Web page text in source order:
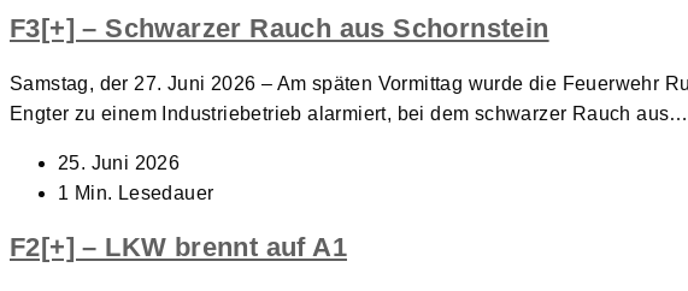
F3[+] – Schwarzer Rauch aus Schornstein
Samstag, der 27. Juni 2026 – Am späten Vormittag wurde die Feuerwehr
Engter zu einem Industriebetrieb alarmiert, bei dem schwarzer Rauch aus…
Beitrag
veröffentlicht:
25. Juni 2026
Lesedauer:
1 Min. Lesedauer
F2[+] – LKW brennt auf A1